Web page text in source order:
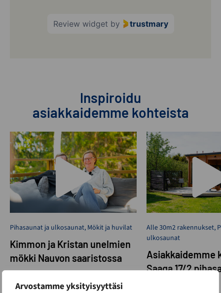
Arvostamme yksityisyyttäsi
Review widget by trustmary
Inspiroidu
asiakkaidemme kohteista
Pihasaunat ja ulkosaunat, Mökit ja huvilat
Kimmon ja Kristan unelmien
mökki Nauvon saaristossa
Alle 30m2 rakennukset,
ulkosaunat
Asiakkaidemme
Saaga 17/2